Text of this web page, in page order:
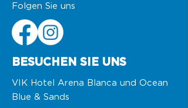
Folgen Sie uns
BESUCHEN SIE UNS
VIK Hotel Arena Blanca und Ocean
Blue & Sands